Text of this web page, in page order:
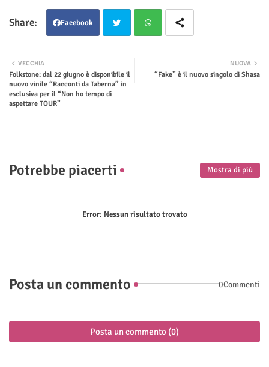
Facebook
ter
NUOVA
“Fake” è il nuovo singolo di Shasa
VECCHIA
Folkstone: dal 22 giugno è disponibile il
nuovo vinile “Racconti da Taberna” in
esclusiva per il “Non ho tempo di
aspettare TOUR”
Potrebbe piacerti Mostra di più
Error: Nessun risultato trovato
Posta un commento 0Commenti
Posta un commento (0)